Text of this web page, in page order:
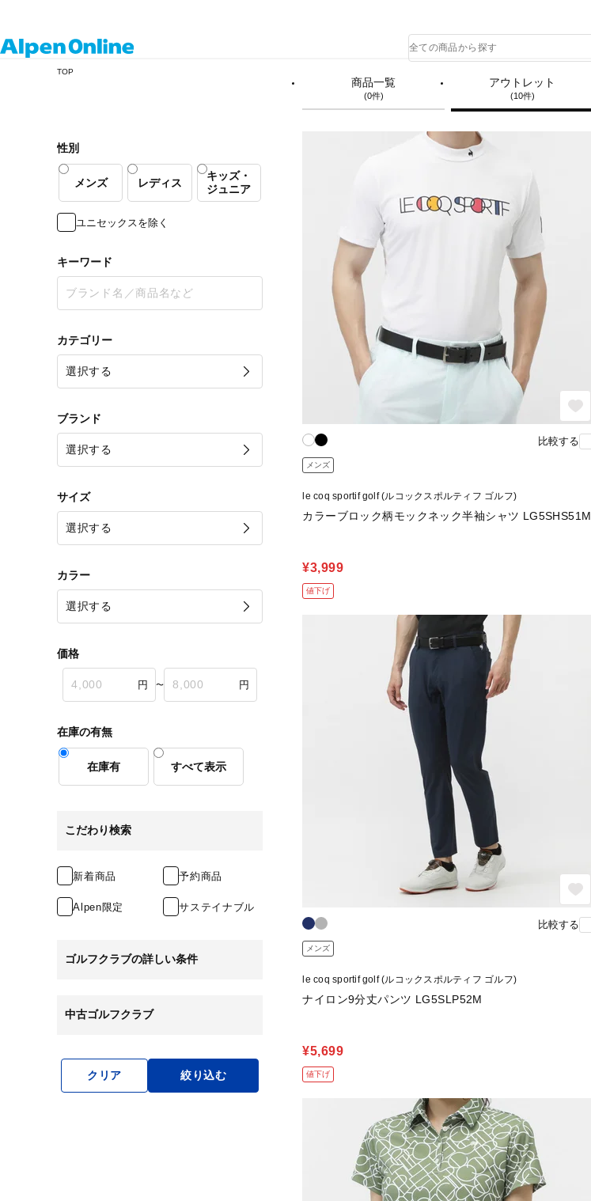
品
検
TOP
性別
メンズ レディス
キッズ・
ジュニア
ユニセックスを除く
キーワード
カテゴリー
ブランド
サイズ
カラー
価格
〜
在庫の有無
在庫有 すべて表示
こだわり検索
新着商品 予約商品
Alpen限定 サステイナブル
ゴルフクラブの詳しい条件
中古ゴルフクラブ
クリア 絞り込む
商品一覧
(0件)
アウトレット
(10件)
比較する
メンズ
le coq sportif golf (ルコックスポルティフ ゴルフ)
カラーブロック柄モックネック半袖シャツ LG5SHS51M
¥3,999
値下げ
比較する
メンズ
le coq sportif golf (ルコックスポルティフ ゴルフ)
ナイロン9分丈パンツ LG5SLP52M
¥5,699
値下げ